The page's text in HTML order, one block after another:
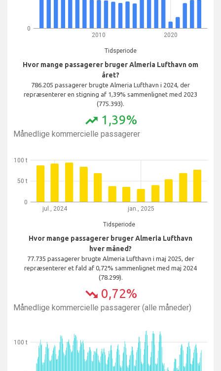
2010 2020
Tidsperiode
0
Hvor mange passagerer bruger Almeria Lufthavn om
året?
786.205 passagerer brugte Almeria Lufthavn i 2024, der
repræsenterer en stigning af 1,39% sammenlignet med 2023
(775.393).
trending_up 1,39%
Månedlige kommercielle passagerer
jul., 2024 jan., 2025
Tidsperiode
0
50 t
100 t
Hvor mange passagerer bruger Almeria Lufthavn
hver måned?
77.735 passagerer brugte Almeria Lufthavn i maj 2025, der
repræsenterer et fald af 0,72% sammenlignet med maj 2024
(78.299).
trending_down 0,72%
Månedlige kommercielle passagerer (alle måneder)
100 t